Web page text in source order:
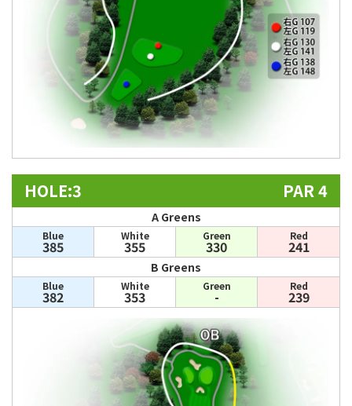
HOLE:3 PAR 4
A Greens
Blue
385
White
355
Green
330
Red
241
B Greens
Blue
382
White
353
Green
-
Red
239